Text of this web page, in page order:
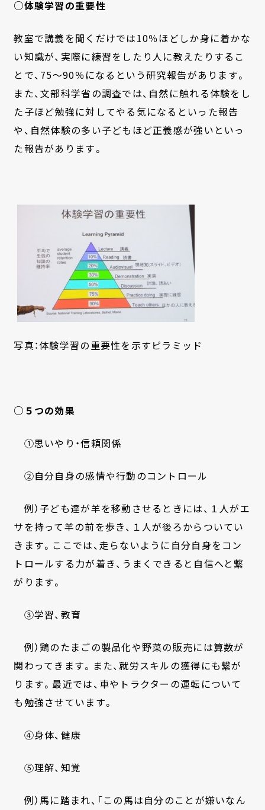
○体験学習の重要性
教室で講義を聞くだけでは10％ほどしか身に着かな
い知識が、実際に練習をしたり人に教えたりするこ
とで、75～90％になるという研究報告があります。
また、文部科学省の調査では、自然に触れる体験をし
た子ほど勉強に対してやる気になるといった報告
や、自然体験の多い子どもほど正義感が強いといっ
た報告があります。
写真：体験学習の重要性を示すピラミッド
○５つの効果
①思いやり・信頼関係
②自分自身の感情や行動のコントロール
例）子ども達が羊を移動させるときには、１人がエ
サを持って羊の前を歩き、１人が後ろからついてい
きます。ここでは、走らないように自分自身をコン
トロールする力が着き、うまくできると自信へと繋
がります。
③学習、教育
例）鶏のたまごの製品化や野菜の販売には算数が
関わってきます。また、就労スキルの獲得にも繋が
ります。最近では、車やトラクターの運転について
も勉強させています。
④身体、健康
⑤理解、知覚
例）馬に踏まれ、「この馬は自分のことが嫌いなん